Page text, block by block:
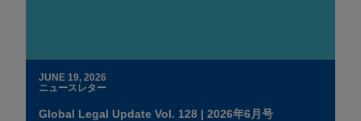
JUNE 19, 2026
ニュースレター
Global Legal Update Vol. 128 | 2026年6月号